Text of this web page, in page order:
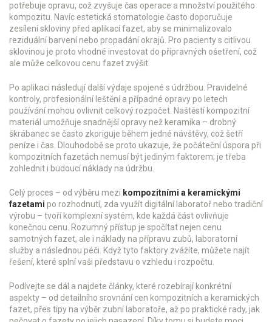
potřebuje opravu, což zvyšuje čas operace a množství použitého
kompozitu. Navíc estetická stomatologie často doporučuje
zesílení skloviny před aplikací fazet, aby se minimalizovalo
reziduální barvení nebo propadání okrajů. Pro pacienty s citlivou
sklovinou je proto vhodné investovat do přípravných ošetření, což
ale může celkovou cenu fazet zvýšit.
Po aplikaci následují další výdaje spojené s údržbou. Pravidelné
kontroly, profesionální leštění a případné opravy po letech
používání mohou ovlivnit celkový rozpočet. Naštěstí kompozitní
materiál umožňuje snadnější opravy než keramika – drobný
škrábanec se často zkoriguje během jedné návštěvy, což šetří
peníze i čas. Dlouhodobě se proto ukazuje, že počáteční úspora při
kompozitních fazetách nemusí být jediným faktorem; je třeba
zohlednit i budoucí náklady na údržbu.
Celý proces – od výběru mezi kompozitními a keramickými
fazetami po rozhodnutí, zda využít digitální laboratoř nebo tradiční
výrobu – tvoří komplexní systém, kde každá část ovlivňuje
konečnou cenu. Rozumný přístup je spočítat nejen cenu
samotných fazet, ale i náklady na přípravu zubů, laboratorní
služby a následnou péči. Když tyto faktory zvážíte, můžete najít
řešení, které splní vaši představu o vzhledu i rozpočtu.
Podívejte se dál a najdete články, které rozebírají konkrétní
aspekty – od detailního srovnání cen kompozitních a keramických
fazet, přes tipy na výběr zubní laboratoře, až po praktické rady, jak